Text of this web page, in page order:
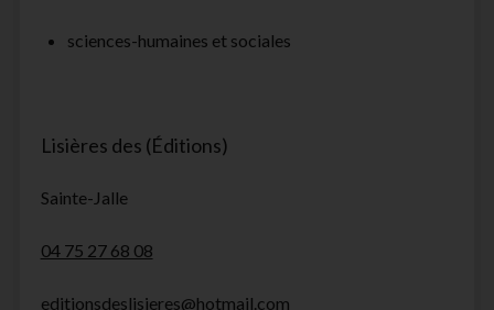
sciences-humaines et sociales
Lisières des (Éditions)
Sainte-Jalle
04 75 27 68 08
editionsdeslisieres@hotmail.com